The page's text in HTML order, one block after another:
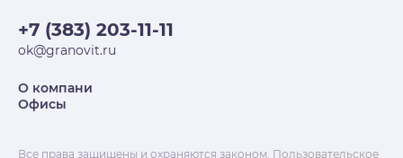
+7 (383) 203-11-11
ok@granovit.ru
О компани
Офисы
Все права защищены и охраняются законом. Пользовательское